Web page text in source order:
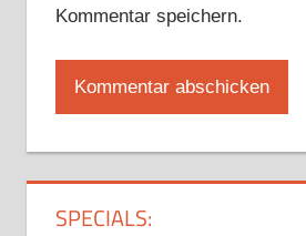
Kommentar speichern.
SPECIALS: